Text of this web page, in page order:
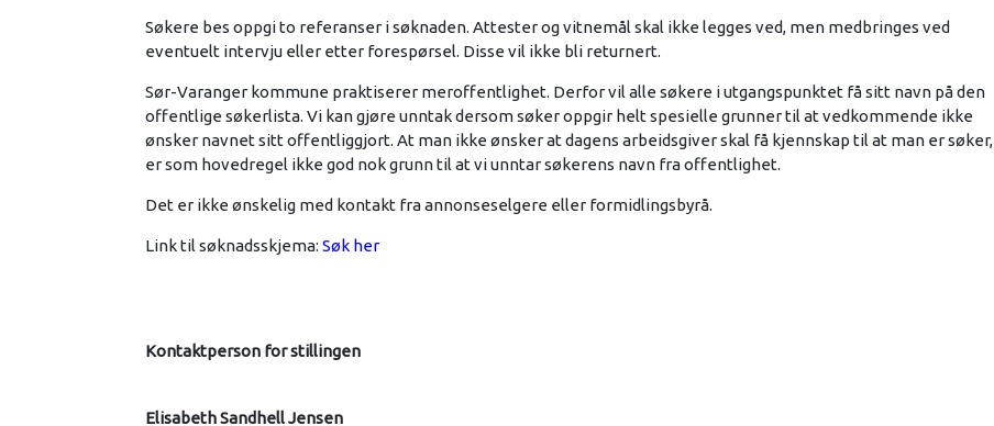
Søkere bes oppgi to referanser i søknaden. Attester og vitnemål skal ikke legges ved, men medbringes ved
eventuelt intervju eller etter forespørsel. Disse vil ikke bli returnert.
Sør-Varanger kommune praktiserer meroffentlighet. Derfor vil alle søkere i utgangspunktet få sitt navn på den
offentlige søkerlista. Vi kan gjøre unntak dersom søker oppgir helt spesielle grunner til at vedkommende ikke
ønsker navnet sitt offentliggjort. At man ikke ønsker at dagens arbeidsgiver skal få kjennskap til at man er søker,
er som hovedregel ikke god nok grunn til at vi unntar søkerens navn fra offentlighet.
Det er ikke ønskelig med kontakt fra annonseselgere eller formidlingsbyrå.
Link til søknadsskjema: Søk her
Kontaktperson for stillingen
Elisabeth Sandhell Jensen